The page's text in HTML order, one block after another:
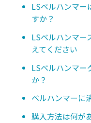
LSベルハンマー
すか？
LSベルハンマー
えてください
LSベルハンマー
か？
ベルハンマーに
購入方法は何が